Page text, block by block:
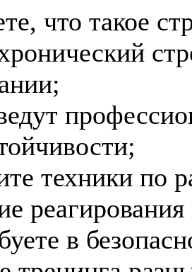
что такое
техники по
в